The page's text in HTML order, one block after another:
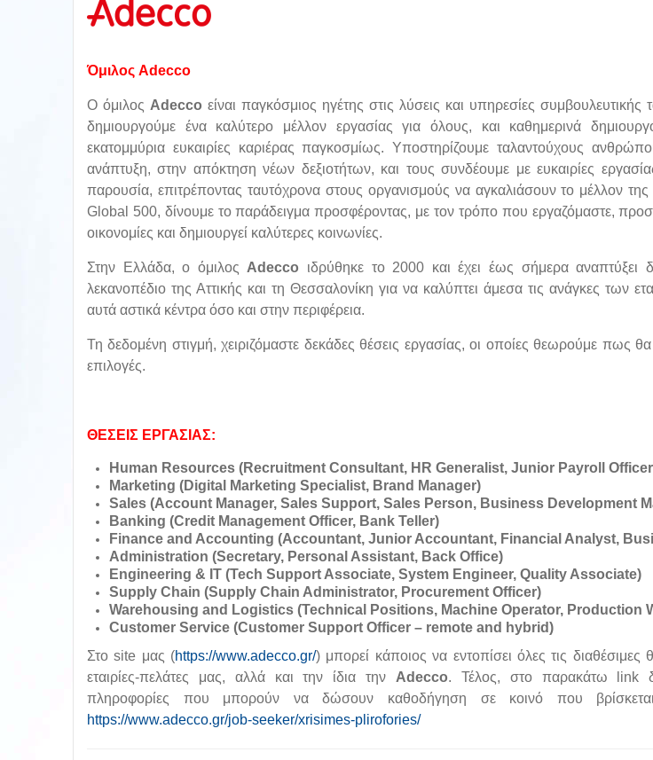
Όμιλος Adecco
Ο όμιλος Adecco είναι παγκόσμιος ηγέτης στις λύσεις και υπηρεσίες συμβουλευτικής
δημιουργούμε ένα καλύτερο μέλλον εργασίας για όλους, και καθημερινά
εκατομμύρια ευκαιρίες καριέρας παγκοσμίως. Υποστηρίζουμε ταλαντούχους
ανάπτυξη, στην απόκτηση νέων δεξιοτήτων, και τους συνδέουμε με ευκαιρίες
παρουσία, επιτρέποντας ταυτόχρονα στους οργανισμούς να αγκαλιάσουν το μέλλον
Global 500, δίνουμε το παράδειγμα προσφέροντας, με τον τρόπο που εργαζόμαστε,
οικονομίες και δημιουργεί καλύτερες κοινωνίες.
Στην Ελλάδα, ο όμιλος Adecco ιδρύθηκε το 2000 και έχει έως σήμερα αναπτύξει
λεκανοπέδιο της Αττικής και τη Θεσσαλονίκη για να καλύπτει άμεσα τις ανάγκες των
αυτά αστικά κέντρα όσο και στην περιφέρεια.
Τη δεδομένη στιγμή, χειριζόμαστε δεκάδες θέσεις εργασίας, οι οποίες θεωρούμε πως
επιλογές.
ΘΕΣΕΙΣ ΕΡΓΑΣΙΑΣ:
Human Resources (Recruitment Consultant, HR Generalist, Junior Payroll
Marketing (Digital Marketing Specialist, Brand Manager)
Sales (Account Manager, Sales Support, Sales Person, Business Development
Banking (Credit Management Officer, Bank Teller)
Finance and Accounting (Accountant, Junior Accountant, Financial Analyst,
Administration (Secretary, Personal Assistant, Back Office)
Engineering & IT (Tech Support Associate, System Engineer, Quality Associate)
Supply Chain (Supply Chain Administrator, Procurement Officer)
Warehousing and Logistics (Technical Positions, Machine Operator, Production
Customer Service (Customer Support Officer – remote and hybrid)
Στο site μας (https://www.adecco.gr/) μπορεί κάποιος να εντοπίσει όλες τις
εταιρίες-πελάτες μας, αλλά και την ίδια την Adecco. Τέλος, στο παρακάτω link
πληροφορίες που μπορούν να δώσουν καθοδήγηση σε κοινό που
https://www.adecco.gr/job-seeker/xrisimes-plirofories/